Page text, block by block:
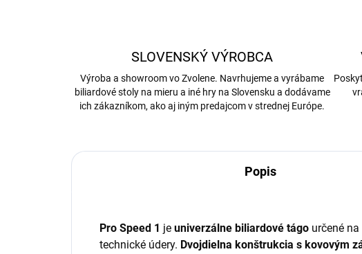
SLOVENSKÝ VÝROBCA
Výroba a showroom vo Zvolene. Navrhujeme a vyrábame
biliardové stoly na mieru a iné hry na Slovensku a dodávame
ich zákazníkom, ako aj iným predajcom v strednej Európe.
Popis
Pro Speed 1 je univerzálne biliardové tágo určené
technické údery. Dvojdielna konštrukcia s kovovým